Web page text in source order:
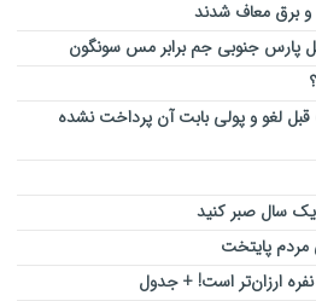
برق معاف شدند
پارس جنوبی جم برابر مس سونگون
قبل لغو و پولی بابت آن پرداخت نشده
سال صبر کنید
مردم پایتخت